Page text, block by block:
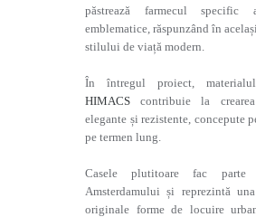
păstrează farmecul specific
emblematice, răspunzând în
stilului de viață modern.
În întregul proiect,
HIMACS contribuie la
elegante și rezistente, concepute
pe termen lung.
Casele plutitoare fac parte
Amsterdamului și reprezintă
originale forme de locuire